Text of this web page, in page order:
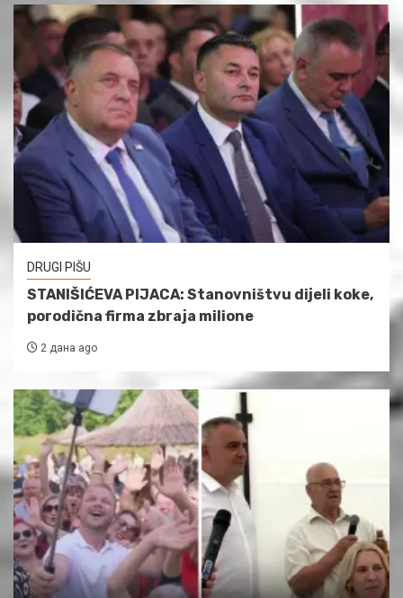
DRUGI PIŠU
STANIŠIĆEVA PIJACA: Stanovništvu dijeli koke,
porodična firma zbraja milione
2 дана ago